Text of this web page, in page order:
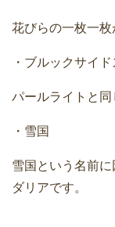
花びらの一枚一枚
・ブルックサイ
パールライトと同
・雪国
雪国という名前
ダリアです。